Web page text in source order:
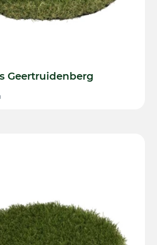
Geertruidenberg